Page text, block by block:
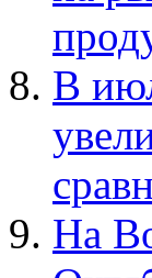
В
На